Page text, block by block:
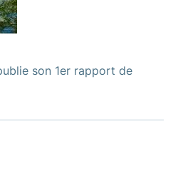
son 1er rapport de